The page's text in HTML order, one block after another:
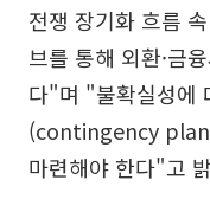
전쟁 장기화 흐름
브를 통해 외환·금
다"며 "불확실성에
(contingency
마련해야 한다"고